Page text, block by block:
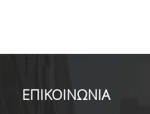
ΕΠΙΚΟΙΝΩΝΙΑ